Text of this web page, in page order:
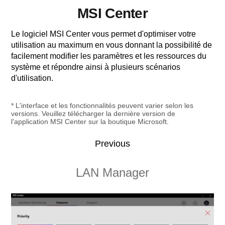
MSI Center
Le logiciel MSI Center vous permet d'optimiser votre
utilisation au maximum en vous donnant la possibilité de
facilement modifier les paramètres et les ressources du
système et répondre ainsi à plusieurs scénarios
d'utilisation.
* L'interface et les fonctionnalités peuvent varier selon les
versions. Veuillez télécharger la dernière version de
l'application MSI Center sur la boutique Microsoft.
Previous
Smart Image Finder
Sound Tune
LAN Manager
Smart Priority